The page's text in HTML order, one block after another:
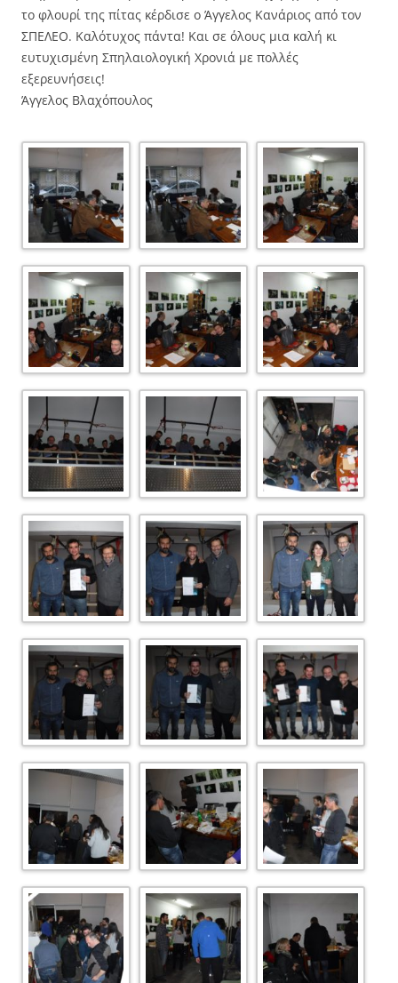
το φλουρί της πίτας κέρδισε ο Άγγελος Κανάριος από τον
ΣΠΕΛΕΟ. Καλότυχος πάντα! Και σε όλους μια καλή κι
ευτυχισμένη Σπηλαιολογική Χρονιά με πολλές
εξερευνήσεις!
Άγγελος Βλαχόπουλος